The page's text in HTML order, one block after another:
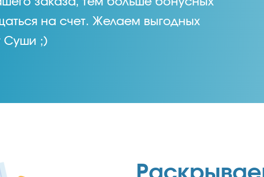
на счет. Желаем выгодных
Суши ;)